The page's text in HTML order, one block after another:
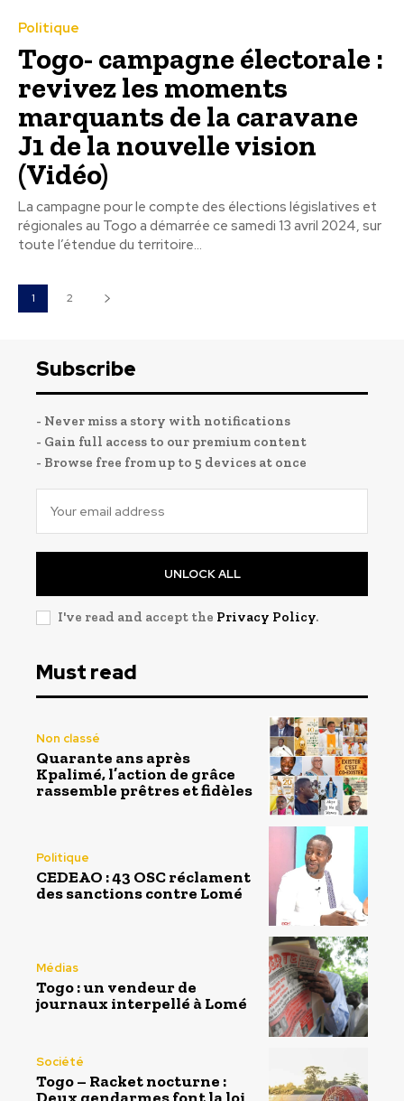
Politique
Togo- campagne électorale :
revivez les moments
marquants de la caravane
J1 de la nouvelle vision
(Vidéo)
La campagne pour le compte des élections législatives et
régionales au Togo a démarrée ce samedi 13 avril 2024, sur
toute l’étendue du territoire...
1 2
Subscribe
- Never miss a story with notifications
- Gain full access to our premium content
- Browse free from up to 5 devices at once
UNLOCK ALL
I've read and accept the Privacy Policy.
Must read
Non classé
Quarante ans après
Kpalimé, l’action de grâce
rassemble prêtres et fidèles
Politique
CEDEAO : 43 OSC réclament
des sanctions contre Lomé
Médias
Togo : un vendeur de
journaux interpellé à Lomé
Société
Togo – Racket nocturne :